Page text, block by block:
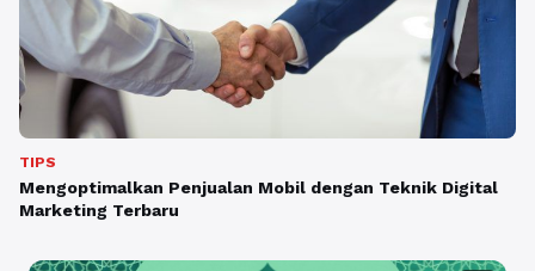
TIPS
Mengoptimalkan Penjualan Mobil dengan Teknik Digital
Marketing Terbaru